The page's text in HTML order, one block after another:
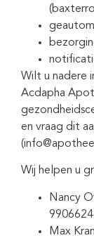
Wilt u nadere
Acdapha
en vraag dit
Wij helpen u
Nancy
Max